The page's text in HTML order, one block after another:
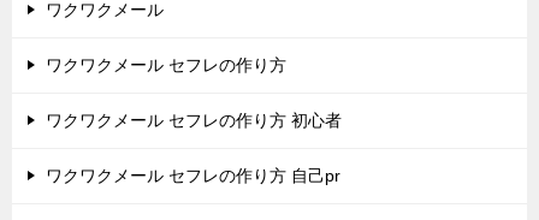
ワクワクメール
ワクワクメール セフレの作り方
ワクワクメール セフレの作り方 初心者
ワクワクメール セフレの作り方 自己pr